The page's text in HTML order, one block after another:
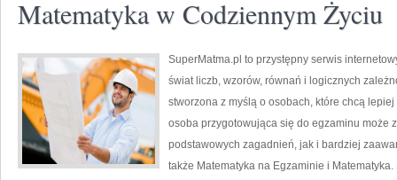
Matematyka w Codziennym Życiu
SuperMatma.pl to przystępny serwis
świat liczb, wzorów, równań i logicznych
stworzona z myślą o osobach, które chcą
osoba przygotowująca się do egzaminu może
podstawowych zagadnień, jak i bardziej
także Matematyka na Egzaminie i